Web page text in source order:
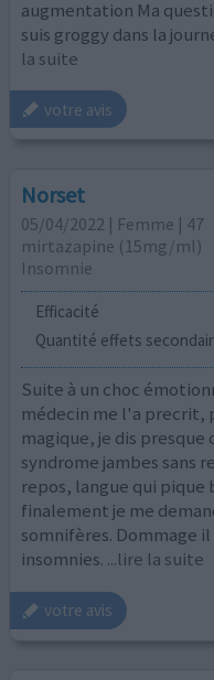
augmentation Ma
suis groggy dans la
la suite
votre avis
Norset
05/04/2022 | Femme | 47
mirtazapine (15mg/ml)
Insomnie
Efficacité
Quantité effets
Suite à un choc
médecin me l'a precrit,
magique, je dis
syndrome jambes sans
repos, langue qui pique
finalement je me
somnifères. Dommage
insomnies. ...lire la suite
votre avis